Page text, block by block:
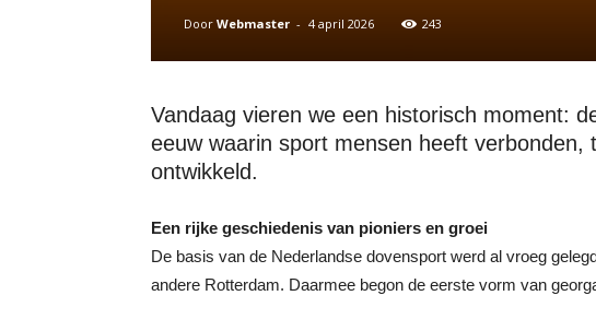
Door Webmaster - 4 april 2026 243
Vandaag vieren we een historisch moment:
eeuw waarin sport mensen heeft
ontwikkeld.
Een rijke geschiedenis van pioniers en groei
De basis van de Nederlandse dovensport werd al vroeg
andere Rotterdam. Daarmee begon de eerste vorm van